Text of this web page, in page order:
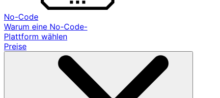
No-Code
Warum eine No-Code-
Plattform wählen
Preise